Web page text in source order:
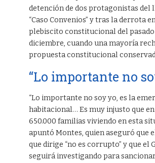
detención de dos protagonistas del
“Caso Convenios” y tras la derrota
plebiscito constitucional del pasado
diciembre, cuando una mayoría
propuesta constitucional
“Lo importante no
“Lo importante no soy yo, es la
habitacional… Es muy injusto que
650.000 familias viviendo en esta
apuntó Montes, quien aseguró que
que dirige “no es corrupto” y que el
seguirá investigando para